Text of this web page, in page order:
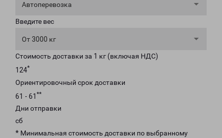
Автоперевозка
Введите вес
От 3000 кг
Стоимость доставки за 1 кг (включая НДС)
124*
Ориентировочный срок доставки
61 - 61 **
Дни отправки
сб
* Минимальная стоимость доставки по выбранному